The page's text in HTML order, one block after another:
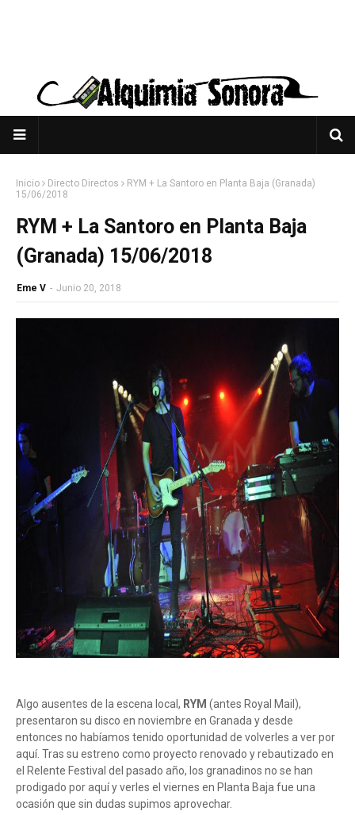
Inicio Directo Directos
RYM + La Santoro en Planta Baja (Granada)
15/06/2018
RYM + La Santoro en Planta Baja
(Granada) 15/06/2018
Eme V - Junio 20, 2018
Algo ausentes de la escena local, RYM (antes Royal Mail),
presentaron su disco en noviembre en Granada y desde
entonces no habíamos tenido oportunidad de volverles a ver por
aquí. Tras su estreno como proyecto renovado y rebautizado en
el Relente Festival del pasado año, los granadinos no se han
prodigado por aquí y verles el viernes en Planta Baja fue una
ocasión que sin dudas supimos aprovechar.